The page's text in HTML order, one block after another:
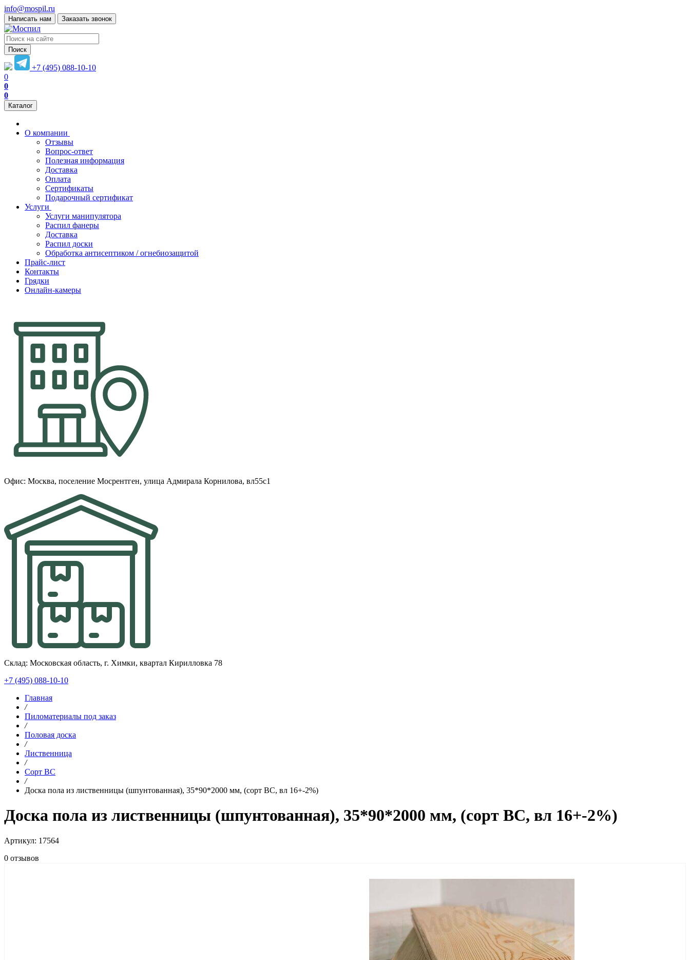
info@mospil.ru
Написать нам Заказать звонок
Поиск
+7 (495) 088-10-10
0
0
0
Каталог
О компании
Отзывы
Вопрос-ответ
Полезная информация
Доставка
Оплата
Сертификаты
Подарочный сертификат
Услуги
Услуги манипулятора
Распил фанеры
Доставка
Распил доски
Обработка антисептиком / огнебиозащитой
Прайс-лист
Контакты
Грядки
Онлайн-камеры
Офис: Москва, поселение Мосрентген, улица Адмирала Корнилова, вл55с1
Склад: Московская область, г. Химки, квартал Кирилловка 78
+7 (495) 088-10-10
Главная
/
Пиломатериалы под заказ
/
Половая доска
/
Лиственница
/
Сорт BC
/
Доска пола из лиственницы (шпунтованная), 35*90*2000 мм, (сорт BC, вл 16+-2%)
Доска пола из лиственницы (шпунтованная), 35*90*2000 мм, (сорт BC, вл 16+-2%)
Артикул: 17564
0 отзывов